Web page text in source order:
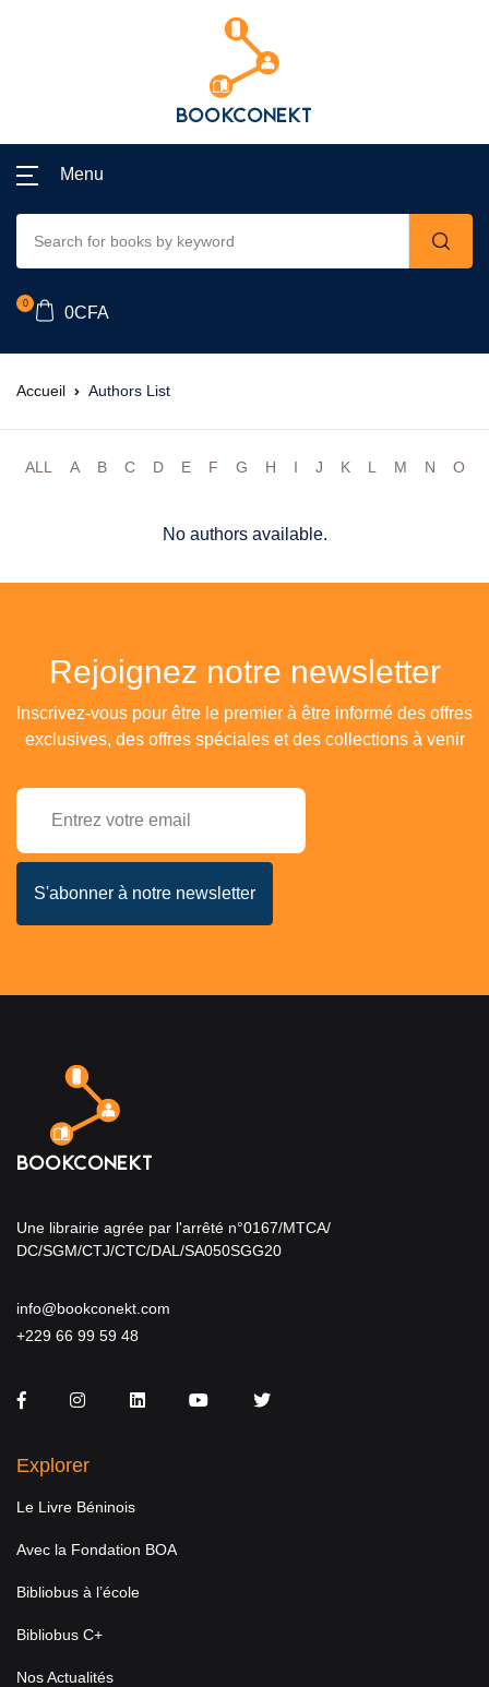
Menu
0
0CFA
Accueil Authors List
ALL A B C D E F G H I J K L M N O
No authors available.
Rejoignez notre newsletter
Inscrivez-vous pour être le premier à être informé des offres
exclusives, des offres spéciales et des collections à venir
Une librairie agrée par l'arrêté n°0167/MTCA/
DC/SGM/CTJ/CTC/DAL/SA050SGG20
info@bookconekt.com
+229 66 99 59 48
FacebookInstagramLinkedInYou TubeTwitter
Explorer
Le Livre Béninois
Avec la Fondation BOA
Bibliobus à l’école
Bibliobus C+
Nos Actualités